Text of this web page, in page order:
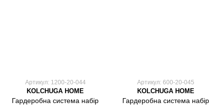
Артикул: 1200-20-044
KOLCHUGA HOME
Гардеробна система набір
Артикул: 600-20-045
KOLCHUGA HOME
Гардеробна система набір